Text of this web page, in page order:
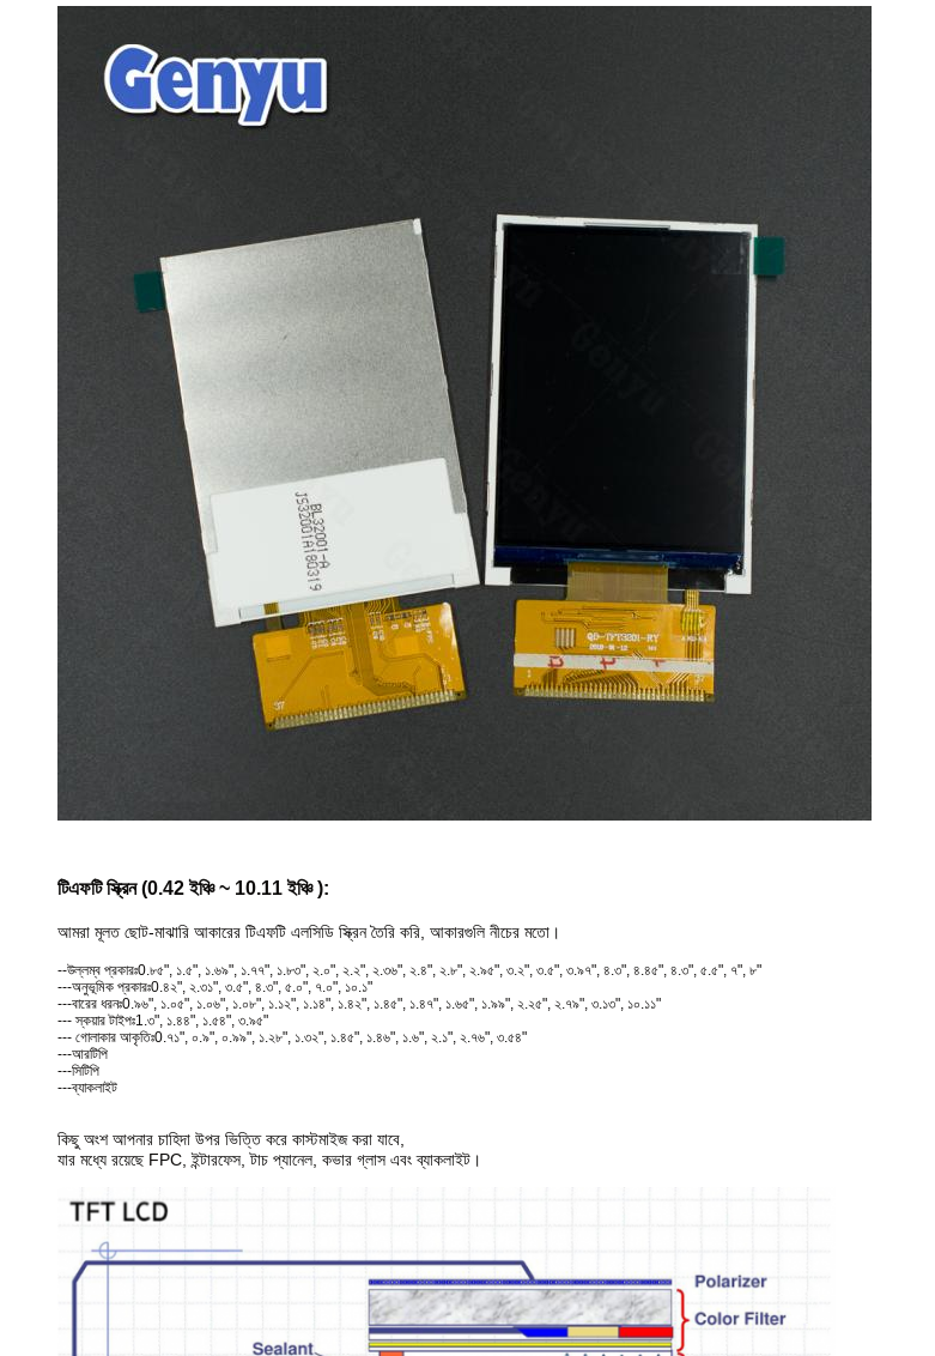
টিএফটি স্ক্রিন (0.42 ইঞ্চি ~ 10.11 ইঞ্চি ):
আমরা মূলত ছোট-মাঝারি আকারের টিএফটি এলসিডি স্ক্রিন তৈরি করি, আকারগুলি নীচের মতো।
--উল্লম্ব প্রকারঃ0.৮৫", ১.৫", ১.৬৯", ১.৭৭", ১.৮৩", ২.০", ২.২", ২.৩৬", ২.৪", ২.৮", ২.৯৫", ৩.২", ৩.৫", ৩.৯৭", ৪.৩", ৪.৪৫", ৪.৩", ৫.৫", ৭", ৮"
---অনুভূমিক প্রকারঃ0.৪২", ২.৩১", ৩.৫", ৪.৩", ৫.০", ৭.০", ১০.১"
---বারের ধরনঃ0.৯৬", ১.০৫", ১.০৬", ১.০৮", ১.১২", ১.১৪", ১.৪২", ১.৪৫", ১.৪৭", ১.৬৫", ১.৯৯", ২.২৫", ২.৭৯", ৩.১৩", ১০.১১"
--- স্কয়ার টাইপঃ1.৩", ১.৪৪", ১.৫৪", ৩.৯৫"
--- গোলাকার আকৃতিঃ0.৭১", ০.৯", ০.৯৯", ১.২৮", ১.৩২", ১.৪৫", ১.৪৬", ১.৬", ২.১", ২.৭৬", ৩.৫৪"
---আরটিপি
---সিটিপি
---ব্যাকলাইট
কিছু অংশ আপনার চাহিদা উপর ভিত্তি করে কাস্টমাইজ করা যাবে,
যার মধ্যে রয়েছে FPC, ইন্টারফেস, টাচ প্যানেল, কভার গ্লাস এবং ব্যাকলাইট।